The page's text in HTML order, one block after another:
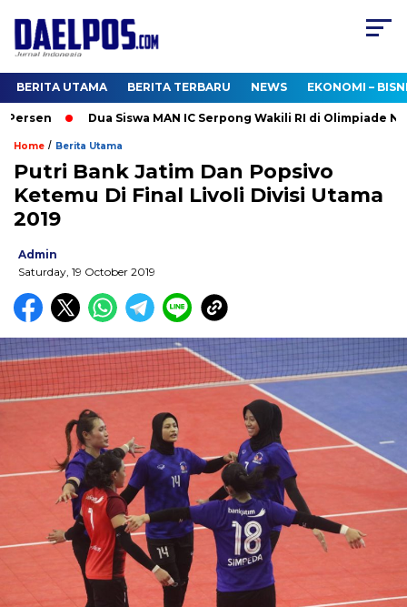
BERITA UTAMA BERITA TERBARU NEWS EKONOMI –
Dua Siswa MAN IC Serpong Wakili RI di Olimpiade
Home / Berita Utama
Putri Bank Jatim Dan Popsivo
Ketemu Di Final Livoli Divisi Utama
2019
Admin
Saturday, 19 October 2019